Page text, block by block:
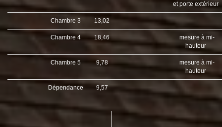
et porte extérieur
Chambre 3 13,02
Chambre 4 18,46
mesure à mi-
hauteur
Chambre 5 9,78
mesure à mi-
hauteur
Dépendance 9,57